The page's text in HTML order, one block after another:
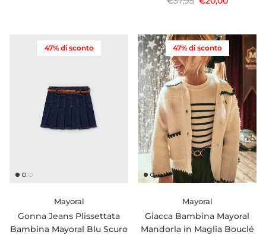
47% di sconto
Mayoral
Gonna Jeans Plissettata
Bambina Mayoral Blu Scuro
47% di sconto
Mayoral
Giacca Bambina Mayoral
Mandorla in Maglia Bouclé